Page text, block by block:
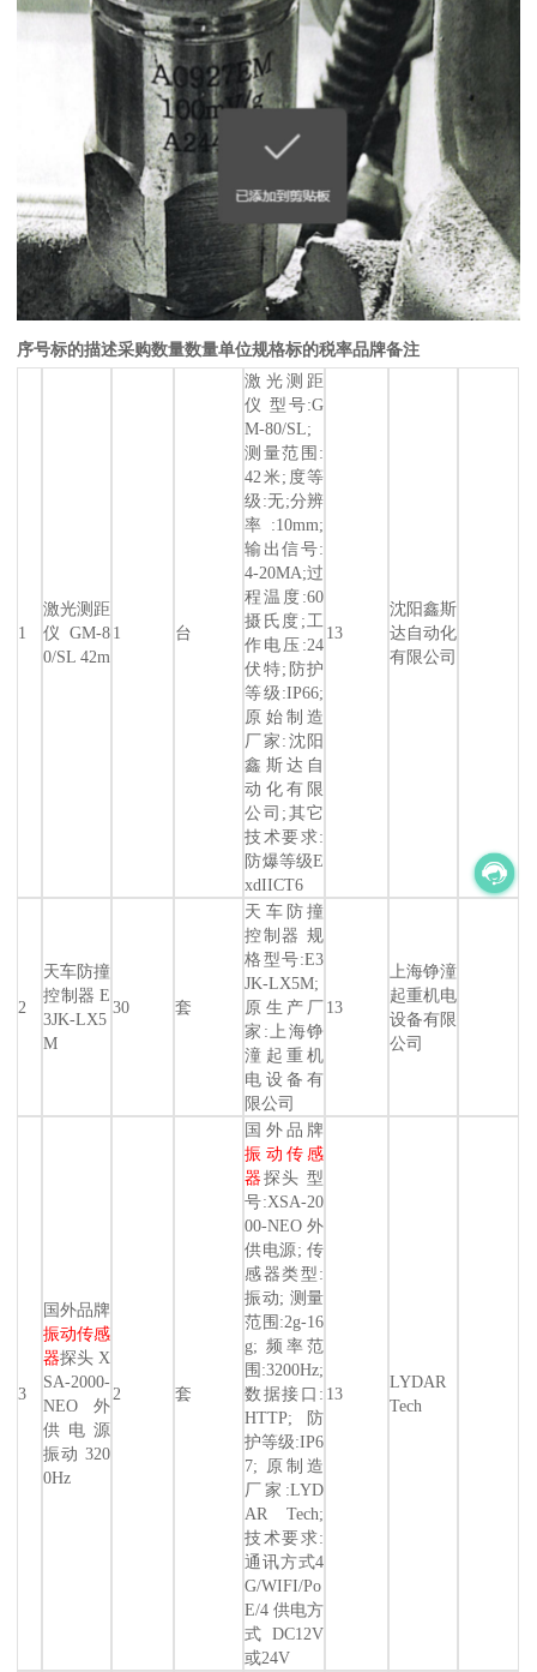
序号标的描述采购数量数量单位规格标的税率品牌备注
1
激光测距
仪 GM-8
0/SL 42m
1 台
激光测距
仪 型号:G
M-80/SL;
测量范围:
42米;度等
级:无;分辨
率:10mm;
输出信号:
4-20MA;过
程温度:60
摄氏度;工
作电压:24
伏特;防护
等级:IP66;
原始制造
厂家:沈阳
鑫斯达自
动化有限
公司;其它
技术要求:
防爆等级E
xdIICT6
13
沈阳鑫斯
达自动化
有限公司
2
天车防撞
控制器 E
3JK-LX5
M
30 套
天车防撞
控制器 规
格型号:E3
JK-LX5M;
原生产厂
家:上海铮
潼起重机
电设备有
限公司
13
上海铮潼
起重机电
设备有限
公司
3
国外品牌
振动传感
器探头 X
SA-2000-
NEO 外
供电源
振动 320
0Hz
2 套
国外品牌
振动传感
器探头 型
号:XSA-20
00-NEO 外
供电源; 传
感器类型:
振动; 测量
范围:2g-16
g; 频率范
围:3200Hz;
数据接口:
HTTP; 防
护等级:IP6
7; 原制造
厂家:LYD
AR Tech;
技术要求:
通讯方式4
G/WIFI/Po
E/4 供电方
式DC12V
或24V
13
LYDAR
Tech